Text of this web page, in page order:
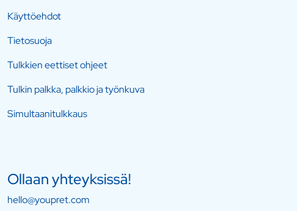
Käyttöehdot
Tietosuoja
Tulkkien eettiset ohjeet
Tulkin palkka, palkkio ja työnkuva
Simultaanitulkkaus
Ollaan yhteyksissä!
hello@youpret.com